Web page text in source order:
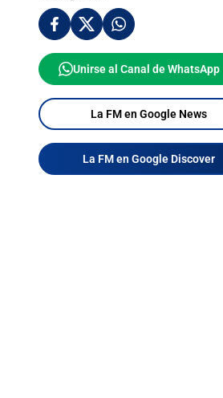
Unirse al Canal de WhatsApp
La FM en Google News
La FM en Google Discover